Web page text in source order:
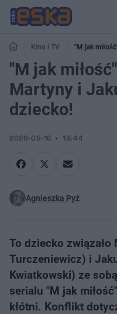
Kino i TV
"M jak
dziecko!
"M jak
Martyny i
dziecko!
2026-05-16 13:44
Agnieszka Pyź
To dziecko
Turczeniewicz) i
Kwiatkowski) ze
serialu "M jak
kłótni. Konflikt